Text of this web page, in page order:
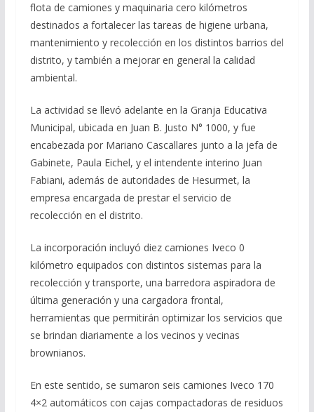
flota de camiones y maquinaria cero kilómetros
destinados a fortalecer las tareas de higiene urbana,
mantenimiento y recolección en los distintos barrios del
distrito, y también a mejorar en general la calidad
ambiental.
La actividad se llevó adelante en la Granja Educativa
Municipal, ubicada en Juan B. Justo N° 1000, y fue
encabezada por Mariano Cascallares junto a la jefa de
Gabinete, Paula Eichel, y el intendente interino Juan
Fabiani, además de autoridades de Hesurmet, la
empresa encargada de prestar el servicio de
recolección en el distrito.
La incorporación incluyó diez camiones Iveco 0
kilómetro equipados con distintos sistemas para la
recolección y transporte, una barredora aspiradora de
última generación y una cargadora frontal,
herramientas que permitirán optimizar los servicios que
se brindan diariamente a los vecinos y vecinas
brownianos.
En este sentido, se sumaron seis camiones Iveco 170
4×2 automáticos con cajas compactadoras de residuos